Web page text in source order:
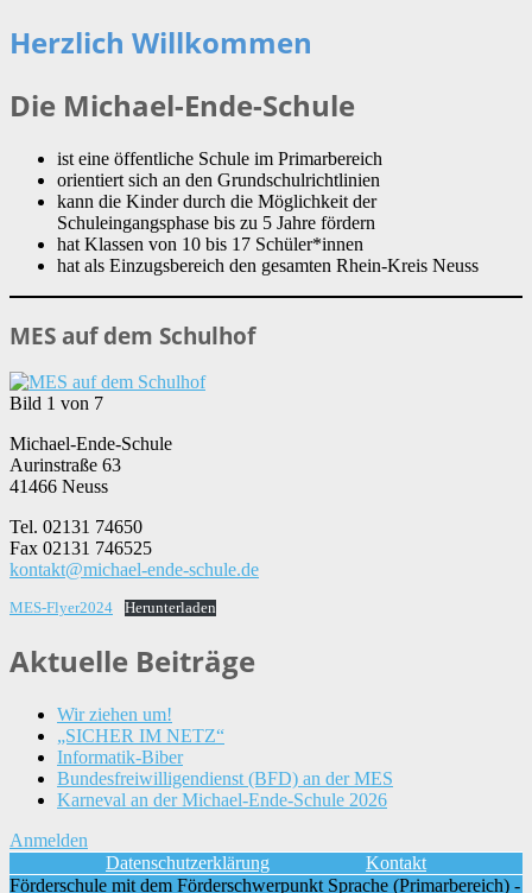
Herzlich Willkommen
Die Michael-Ende-Schule
ist eine öffentliche Schule im Primarbereich
orientiert sich an den Grundschulrichtlinien
kann die Kinder durch die Möglichkeit der
Schuleingangsphase bis zu 5 Jahre fördern
hat Klassen von 10 bis 17 Schüler*innen
hat als Einzugsbereich den gesamten Rhein-Kreis Neuss
MES auf dem Schulhof
Bild 1 von 7
Michael-Ende-Schule
Aurinstraße 63
41466 Neuss
Tel. 02131 74650
Fax 02131 746525
kontakt@michael-ende-schule.de
MES-Flyer2024 Herunterladen
Aktuelle Beiträge
Wir ziehen um!
„SICHER IM NETZ“
Informatik-Biber
Bundesfreiwilligendienst (BFD) an der MES
Karneval an der Michael-Ende-Schule 2026
Anmelden
Datenschutzerklärung
Kontakt
Förderschule mit dem Förderschwerpunkt Sprache (Primarbereich) -